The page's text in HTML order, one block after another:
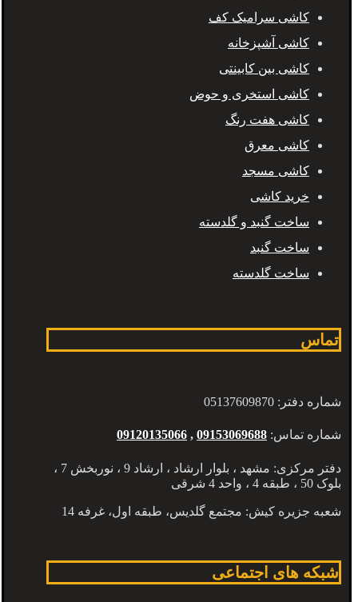
کاشی سرامیک کف
کاشی آشپزخانه
کاشی بین کابینتی
کاشی استخری و حوض
کاشی هفت رنگ
کاشی معرق
کاشی مسجد
خرید کاشی
ساخت گنبد و گلدسته
ساخت گنبد
ساخت گلدسته
تماس
شماره دفتر: 05137609870
شماره تماس: 09153069688
,
09120135066
دفتر مرکزی: مشهد ، بلوار ارشاد ، ارشاد 9 ، نوربخش 7 ،
بلوک 50 ، طبقه 4 ، واحد 4 شرقی
شعبه جزیره کیش: مجتمع گلدیس، طبقه اول، غرفه 14
شبکه های اجتماعی